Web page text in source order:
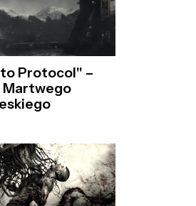
Protocol" –
Martwego